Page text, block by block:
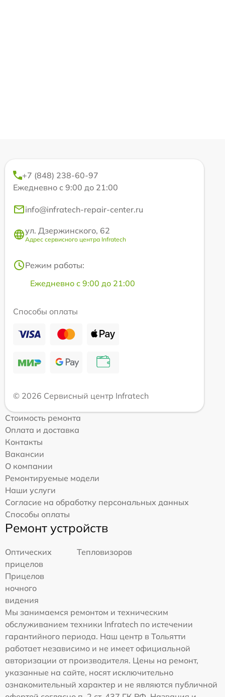
+7 (848) 238-60-97
Ежедневно с 9:00 до 21:00
info@infratech-repair-center.ru
ул. Дзержинского, 62
Адрес сервисного центра Infratech
Режим работы:
Ежедневно с 9:00 до 21:00
Способы оплаты
© 2026 Сервисный центр Infratech
Стоимость ремонта
Оплата и доставка
Контакты
Вакансии
О компании
Ремонтируемые модели
Наши услуги
Согласие на обработку персональных данных
Способы оплаты
Ремонт устройств
Оптических
прицелов
Тепловизоров
Прицелов
ночного
видения
Мы занимаемся ремонтом и техническим
обслуживанием техники Infratech по истечении
гарантийного периода. Наш центр в Тольятти
работает независимо и не имеет официальной
авторизации от производителя. Цены на ремонт,
указанные на сайте, носят исключительно
ознакомительный характер и не являются публичной